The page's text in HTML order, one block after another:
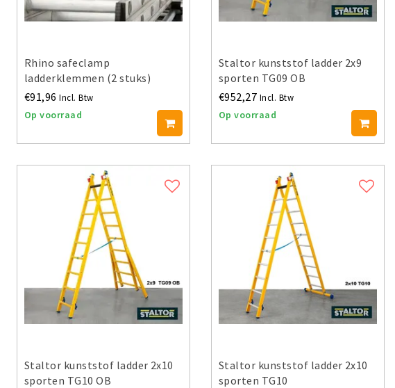
Rhino safeclamp
ladderklemmen (2 stuks)
€91,96 Incl. Btw
Op voorraad
Staltor kunststof ladder 2x9
sporten TG09 OB
€952,27 Incl. Btw
Op voorraad
Staltor kunststof ladder 2x10
sporten TG10 OB
Staltor kunststof ladder 2x10
sporten TG10